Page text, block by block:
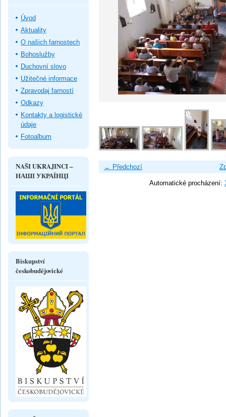
← Předchozí
Automatické procházení:
Úvod
Aktuality
O našich farnostech
Bohoslužby
Duchovní slovo
Užitečné informace
Zpravodaj farností
Odkazy
Kontakty a logistické
údaje
Fotoalbum
NAŠI UKRAJINCI –
НАШІ УКРАЇНЦІ
Biskupství
českobudějovické